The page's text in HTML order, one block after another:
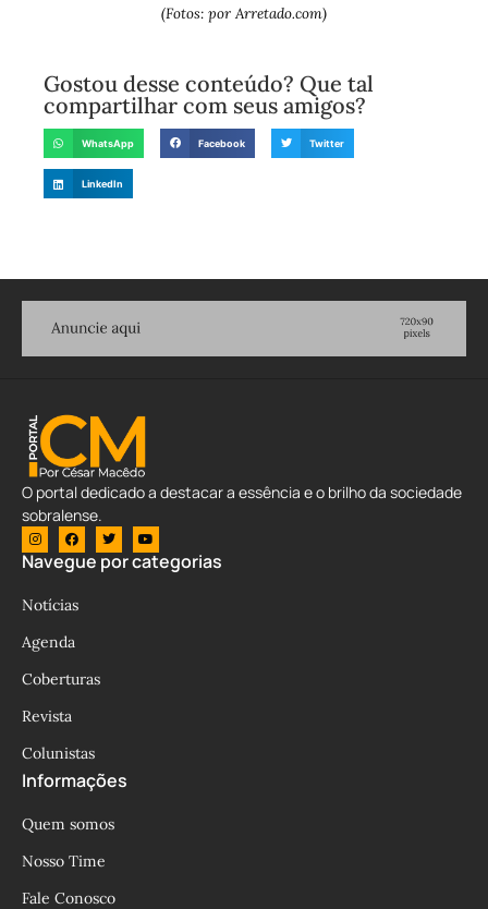
(Fotos: por Arretado.com)
Gostou desse conteúdo? Que tal
compartilhar com seus amigos?
WhatsApp Facebook Twitter
LinkedIn
O portal dedicado a destacar a essência e o brilho da sociedade
sobralense.
Navegue por categorias
Notícias
Agenda
Coberturas
Revista
Colunistas
Informações
Quem somos
Nosso Time
Fale Conosco